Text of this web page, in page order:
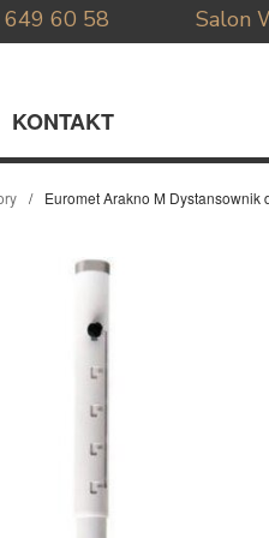
60 58 Salon
KONTAKT
Euromet Arakno M Dystansownik